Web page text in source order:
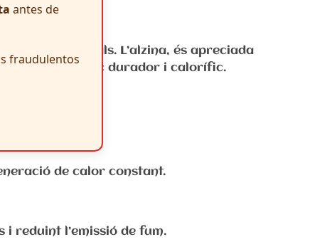
obtenir un foc durador i calorífic.
de calor constant.
reduint l’emissió de fum.
antes de
fraudulentos